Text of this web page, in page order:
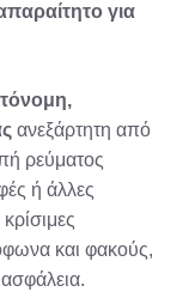
για
ανεξάρτητη από
ρεύματος
ή άλλες
και φακούς,